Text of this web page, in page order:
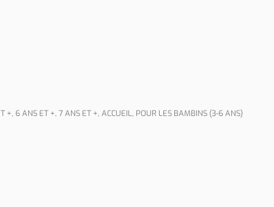
+, 6 ANS ET +, 7 ANS ET +, ACCUEIL, POUR LES BAMBINS (3-6 ANS)